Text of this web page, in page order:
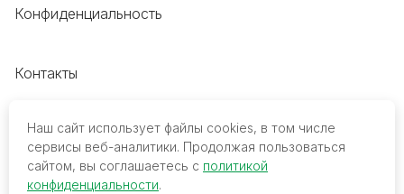
Конфиденциальность
Контакты
8 (800) 700-68-45
trade@mediko.ru
Наш сайт использует файлы cookies, в том числе
сервисы веб-аналитики. Продолжая пользоваться
сайтом, вы соглашаетесь с политикой
конфиденциальности.